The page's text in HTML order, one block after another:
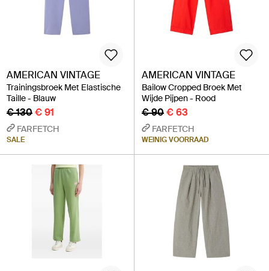
AMERICAN VINTAGE
Trainingsbroek Met Elastische
Taille - Blauw
€ 130€ 91
FARFETCH
SALE
AMERICAN VINTAGE
Bailow Cropped Broek Met
Wijde Pijpen - Rood
€ 90€ 63
FARFETCH
WEINIG VOORRAAD